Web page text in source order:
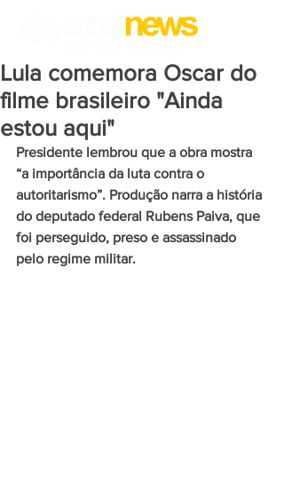
Lula comemora Oscar do
filme brasileiro "Ainda
estou aqui"
Presidente lembrou que a obra mostra
“a importância da luta contra o
autoritarismo”. Produção narra a história
do deputado federal Rubens Paiva, que
foi perseguido, preso e assassinado
pelo regime militar.